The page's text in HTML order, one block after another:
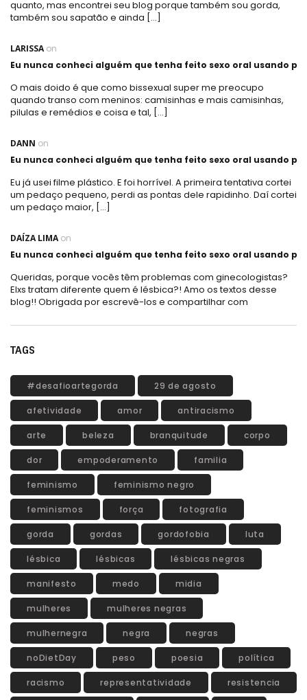
quanto, mas encontrei seu blog porque também sou gorda,
também sou sapatão e ainda […]
LARISSAon
Eu nunca conheci alguém que tenha feito sexo oral usando
O mais doido é que como bissexual super me preocupo
quando transo com meninos: camisinhas e mais camisinhas,
pilulas e remédios e coisa e tal, […]
DANN on
Eu nunca conheci alguém que tenha feito sexo oral usando
Eu já usei filme plástico. E foi horrível. A primeira tentativa cortei
um pedaço pequeno, perdi as pontas dele rapidinho. Daí cortei
um pedaço maior, […]
DAÍZA LIMAon
Eu nunca conheci alguém que tenha feito sexo oral usando
Queridas, porque vocês têm problemas com ginecologistas?
Elxs tratam diferente quem é lésbica?! Amo os textos desse
blog!! Obrigada por escrevê-los e compartilhar com
TAGS
#desafioartegorda 29 de agosto
afetividade amor antiracismo
arte beleza branquitude corpo
dor empoderamento familia
feminismo feminismo negro
feminismos força fotografia
gorda gordas gordofobia luta
lésbica lésbicas lésbicas negras
manifesto medo midia
mulheres mulheres negras
mulhernegra negra negras
noDietDay peso poesia política
racismo representatividade resistencia